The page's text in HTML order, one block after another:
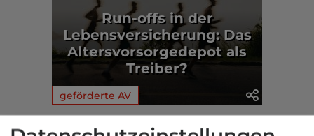
Run-offs in der
Lebensversicherung: Das
Altersvorsorgedepot als
Treiber?
geförderte AV